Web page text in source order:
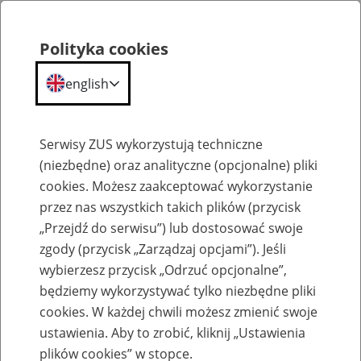
Komunikaty
Polityka cookies
english
Serwisy ZUS wykorzystują techniczne
(niezbędne) oraz analityczne (opcjonalne) pliki
cookies. Możesz zaakceptować wykorzystanie
przez nas wszystkich takich plików (przycisk
„Przejdź do serwisu”) lub dostosować swoje
zgody (przycisk „Zarządzaj opcjami”). Jeśli
wybierzesz przycisk „Odrzuć opcjonalne”,
będziemy wykorzystywać tylko niezbędne pliki
cookies. W każdej chwili możesz zmienić swoje
ustawienia. Aby to zrobić, kliknij „Ustawienia
plików cookies” w stopce.